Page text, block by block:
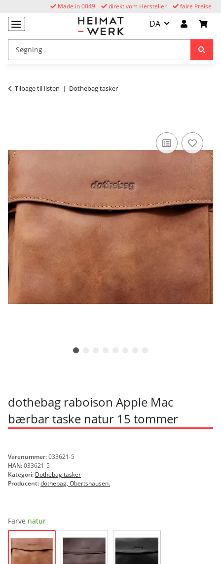
faire Preise
direkt vom Hersteller
Made in 0049
DA
Tilbage til listen Dothebag tasker
dothebag raboison Apple Mac
bærbar taske natur 15 tommer
Varenummer:033621-5
HAN:033621-5
Kategori: Dothebag tasker
Producent:dothebag, Obertshausen.
Farve natur